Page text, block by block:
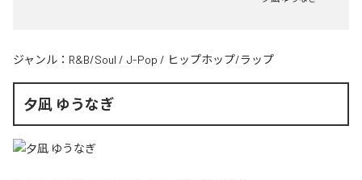
ジャンル： R&B/Soul / J-Pop / ヒップホップ/ラップ
夕凪 ゆうなぎ